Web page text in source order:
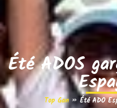
Été ADOS
Top Gan»Été ADO